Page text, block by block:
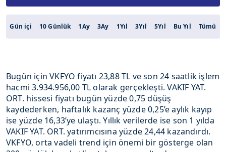
Gün içi 10 Günlük 1Ay 3Ay 1Yıl 3Yıl 5Yıl Bu Yıl Tümü
Bugün için VKFYO fiyatı 23,88 TL ve son 24 saatlik işlem
hacmi 3.934.956,00 TL olarak gerçekleşti. VAKIF YAT.
ORT. hissesi fiyatı bugün yüzde 0,75 düşüş
kaydederken, haftalık kazanç yüzde 0,25’e aylık kayıp
ise yüzde 16,33’ye ulaştı. Yıllık verilerde ise son 1 yılda
VAKIF YAT. ORT. yatırımcısına yüzde 24,44 kazandırdı.
VKFYO, orta vadeli trend için önemi bir gösterge olan